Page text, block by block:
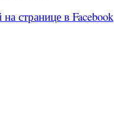
странице в Facebook